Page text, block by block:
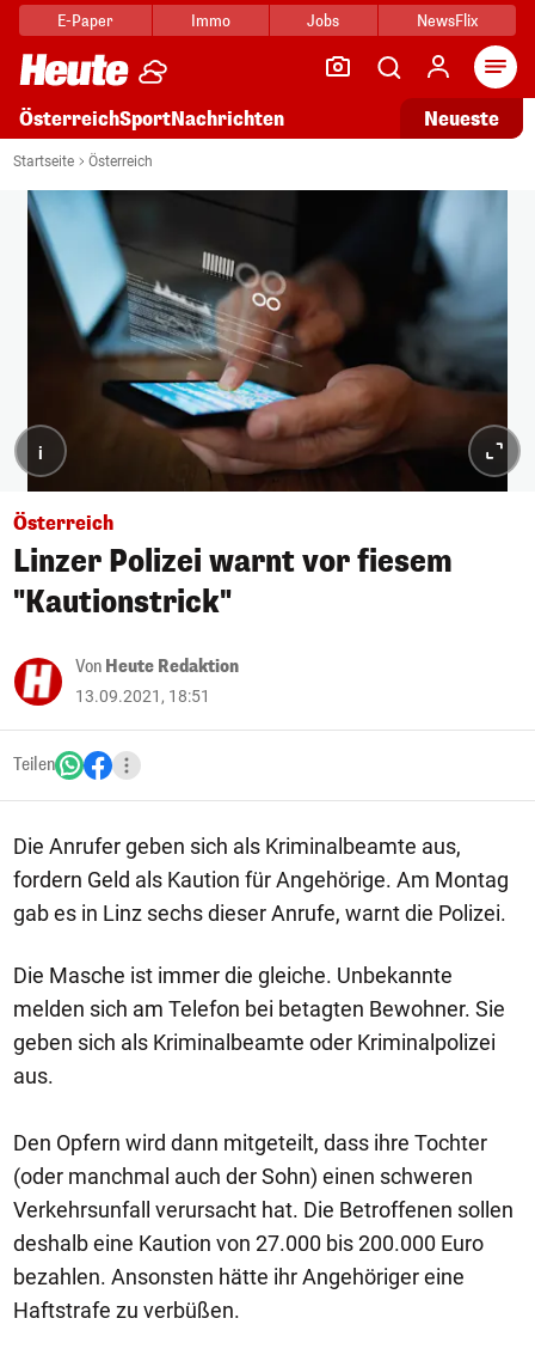
E-Paper Immo Jobs NewsFlix
ÖsterreichSportNachrichten Neueste
Startseite Österreich
i
Österreich
Linzer Polizei warnt vor fiesem
"Kautionstrick"
Von Heute Redaktion
13.09.2021, 18:51
Teilen
Die Anrufer geben sich als Kriminalbeamte aus,
fordern Geld als Kaution für Angehörige. Am Montag
gab es in Linz sechs dieser Anrufe, warnt die Polizei.
Die Masche ist immer die gleiche. Unbekannte
melden sich am Telefon bei betagten Bewohner. Sie
geben sich als Kriminalbeamte oder Kriminalpolizei
aus.
Den Opfern wird dann mitgeteilt, dass ihre Tochter
(oder manchmal auch der Sohn) einen schweren
Verkehrsunfall verursacht hat. Die Betroffenen sollen
deshalb eine Kaution von 27.000 bis 200.000 Euro
bezahlen. Ansonsten hätte ihr Angehöriger eine
Haftstrafe zu verbüßen.